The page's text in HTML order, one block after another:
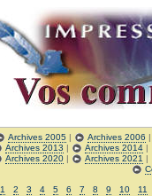
Archives 2005 | Archives 2006
Archives 2013 | Archives 2014|
Archives 2020| Archives 2021 |
1 2 3 4 5 6 7 8 9 10 11